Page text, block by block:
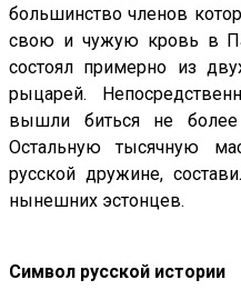
большинство членов
свою и чужую кровь в
состоял примерно из
рыцарей.
вышли биться не более
Остальную тысячную
русской дружине,
нынешних эстонцев.
Символ русской истории